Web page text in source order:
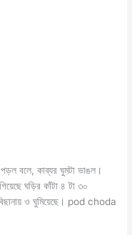
বলে, কাব্যর ঘুমটা ভাঙল।
ঘড়ির কাঁটা ৪ টা ৩০
ও ঘুমিয়েছে। pod choda